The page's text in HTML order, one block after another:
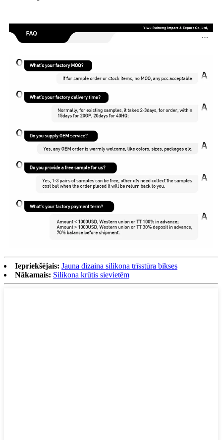
Iepriekšējais: Jauna dizaina silikona trīsstūra bikses
Nākamais: Silikona krūtis sievietēm